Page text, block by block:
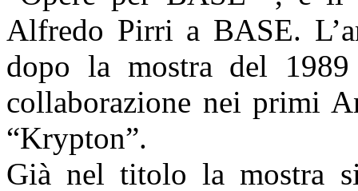
Alfredo Pirri a BASE.
dopo la mostra del
collaborazione nei primi
“Krypton”.
Già nel titolo la mostra